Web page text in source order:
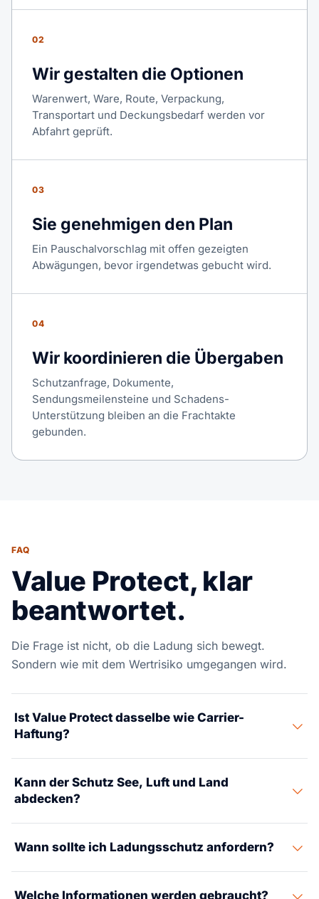
02
Wir gestalten die Optionen
Warenwert, Ware, Route, Verpackung,
Transportart und Deckungsbedarf werden vor
Abfahrt geprüft.
03
Sie genehmigen den Plan
Ein Pauschalvorschlag mit offen gezeigten
Abwägungen, bevor irgendetwas gebucht wird.
04
Wir koordinieren die Übergaben
Schutzanfrage, Dokumente,
Sendungsmeilensteine und Schadens-
Unterstützung bleiben an die Frachtakte
gebunden.
FAQ
Value Protect, klar
beantwortet.
Die Frage ist nicht, ob die Ladung sich bewegt.
Sondern wie mit dem Wertrisiko umgegangen wird.
Ist Value Protect dasselbe wie Carrier-
Haftung?
prüft das Warenwert-Risiko über diese
Standardgrenzen hinaus.
Kann der Schutz See, Luft und Land
abdecken?
Transportart, Ladung und Route ab – die Prüfung kann
jedoch See-, Luft-, Landtransport- und Lagerübergaben
einschließen.
Wann sollte ich Ladungsschutz anfordern?
Welche Informationen werden gebraucht?